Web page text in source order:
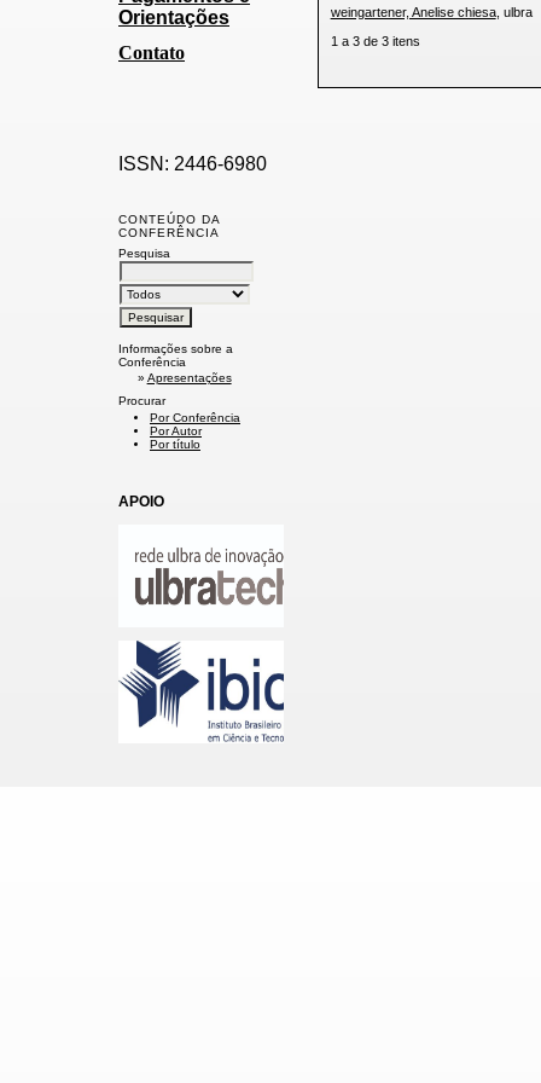
Orientações
Contato
ISSN: 2446-6980
CONTEÚDO DA
CONFERÊNCIA
Pesquisa
Informações sobre a
Conferência
» Apresentações
Procurar
Por Conferência
Por Autor
Por título
APOIO
weingartener, Anelise chiesa, ulbra
1 a 3 de 3 itens